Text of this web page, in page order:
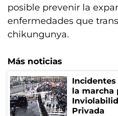
posible prevenir la
enfermedades que
chikungunya.
Más noticias
la marcha
Privada